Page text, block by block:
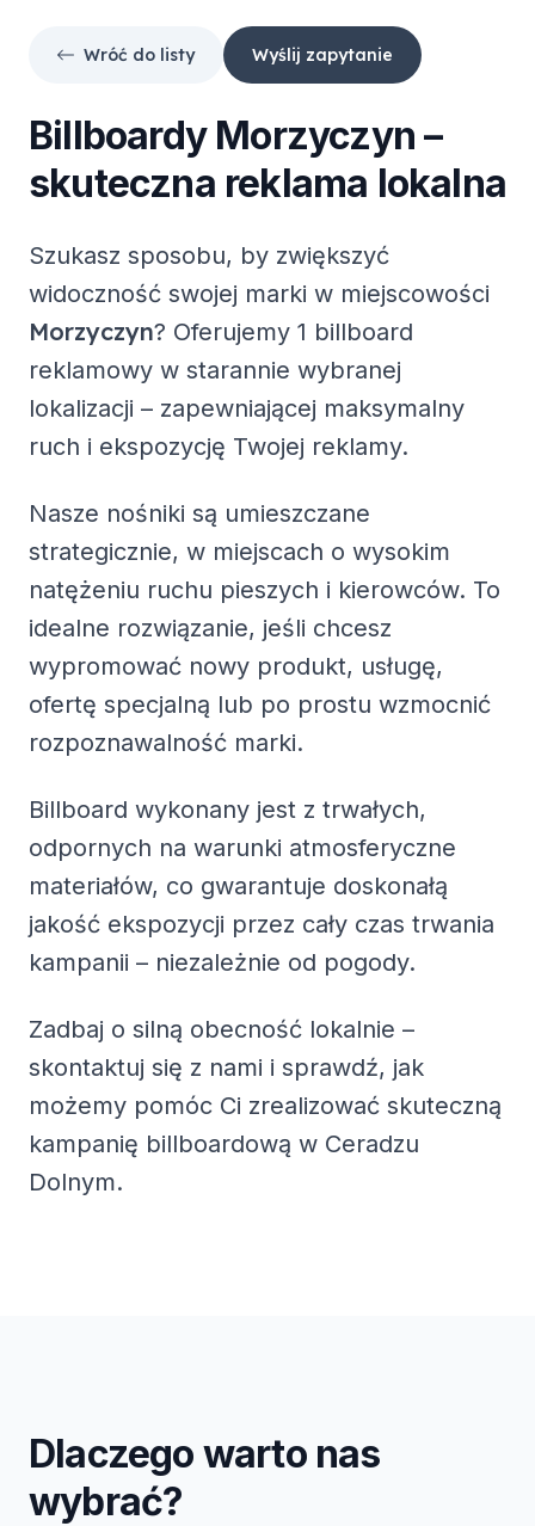
Wróć do listy Wyślij zapytanie
Billboardy Morzyczyn –
skuteczna reklama lokalna
Szukasz sposobu, by zwiększyć
widoczność swojej marki w miejscowości
Morzyczyn? Oferujemy 1 billboard
reklamowy w starannie wybranej
lokalizacji – zapewniającej maksymalny
ruch i ekspozycję Twojej reklamy.
Nasze nośniki są umieszczane
strategicznie, w miejscach o wysokim
natężeniu ruchu pieszych i kierowców. To
idealne rozwiązanie, jeśli chcesz
wypromować nowy produkt, usługę,
ofertę specjalną lub po prostu wzmocnić
rozpoznawalność marki.
Billboard wykonany jest z trwałych,
odpornych na warunki atmosferyczne
materiałów, co gwarantuje doskonałą
jakość ekspozycji przez cały czas trwania
kampanii – niezależnie od pogody.
Zadbaj o silną obecność lokalnie –
skontaktuj się z nami i sprawdź, jak
możemy pomóc Ci zrealizować skuteczną
kampanię billboardową w Ceradzu
Dolnym.
Dlaczego warto nas
wybrać?